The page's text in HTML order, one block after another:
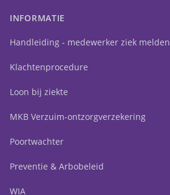
INFORMATIE
Handleiding - medewerker ziek melden
Klachtenprocedure
Loon bij ziekte
MKB Verzuim-ontzorgverzekering
Poortwachter
Preventie & Arbobeleid
WIA